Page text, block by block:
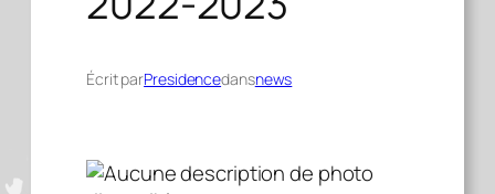
Écrit parPresidencedansnews